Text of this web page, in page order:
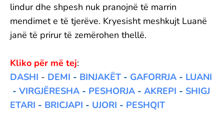
lindur dhe shpesh nuk pranojnë të marrin
mendimet e të tjerëve. Kryesisht meshkujt Luanë
janë të prirur të zemërohen thellë.
Kliko për më tej:
DASHI - DEMI - BINJAKËT- GAFORRJA - LUANI
- VIRGJËRESHA - PESHORJA - AKREPI - SHIGJ
ETARI - BRICJAPI - UJORI - PESHQIT